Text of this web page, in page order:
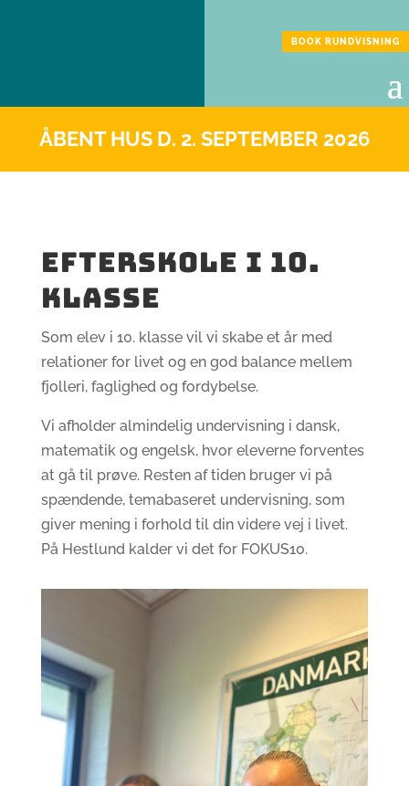
BOOK RUNDVISNING
ÅBENT HUS D. 2. SEPTEMBER 2026
Efterskole i 10.
klasse
Som elev i 10. klasse vil vi skabe et år med
relationer for livet og en god balance mellem
fjolleri, faglighed og fordybelse.
Vi afholder almindelig undervisning i dansk,
matematik og engelsk, hvor eleverne forventes
at gå til prøve. Resten af tiden bruger vi på
spændende, temabaseret undervisning, som
giver mening i forhold til din videre vej i livet.
På Hestlund kalder vi det for FOKUS10.